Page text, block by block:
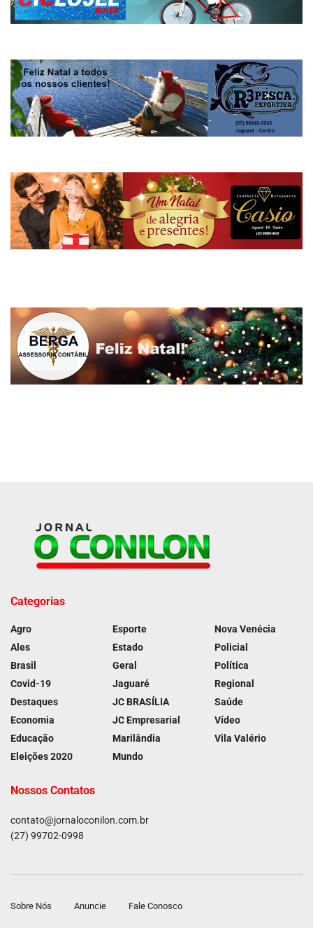
Categorias
Agro
Ales
Brasil
Covid-19
Destaques
Economia
Educação
Eleições 2020
Esporte
Estado
Geral
Jaguaré
JC BRASÍLIA
JC Empresarial
Marilândia
Mundo
Nova Venécia
Policial
Política
Regional
Saúde
Vídeo
Vila Valério
Nossos Contatos
contato@jornaloconilon.com.br
(27) 99702-0998
Sobre Nós Anuncie Fale Conosco